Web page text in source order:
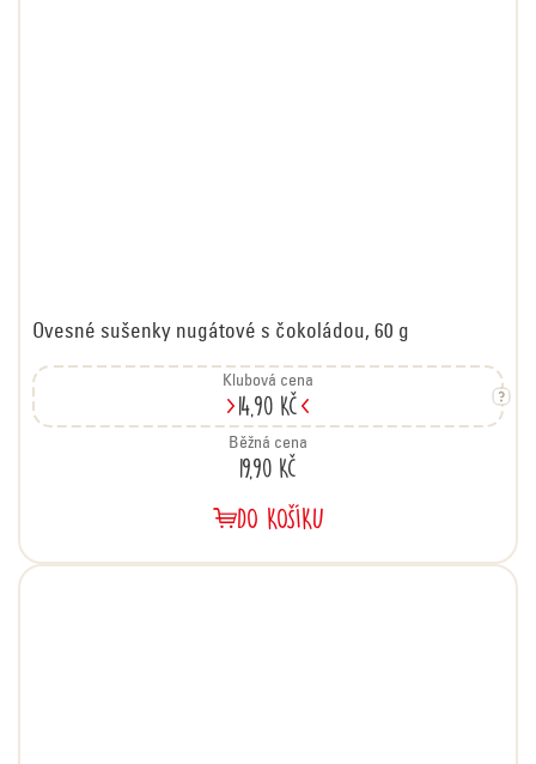
Ovesné sušenky nugátové s čokoládou, 60 g
Klubová cena
14,90 Kč
Běžná cena
19,90 Kč
DO KOŠÍKU